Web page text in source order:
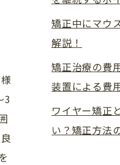
3
矯正中にマウ
解説！
矯正治療の費
装置による費
ワイヤー矯正
い？矯正方法